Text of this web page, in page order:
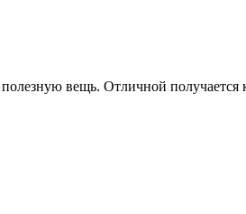
вещь. Отличной